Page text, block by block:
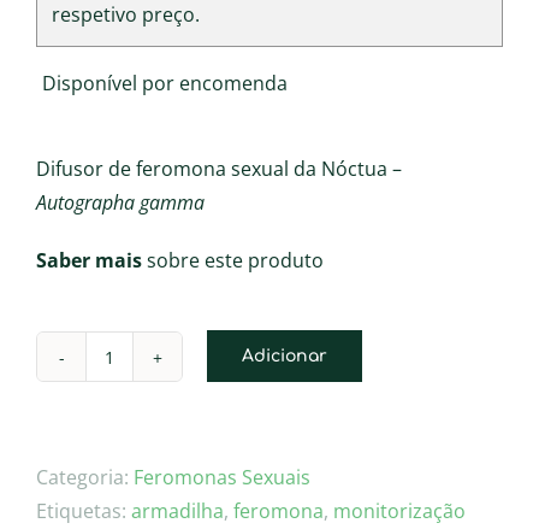
respetivo preço.
Disponível por encomenda
Difusor de feromona sexual da Nóctua –
Autographa gamma
Saber maissobre este produto
Quantidade
de
feromona
Adicionar
Categoria: Feromonas Sexuais
Etiquetas: armadilha, feromona, monitorização